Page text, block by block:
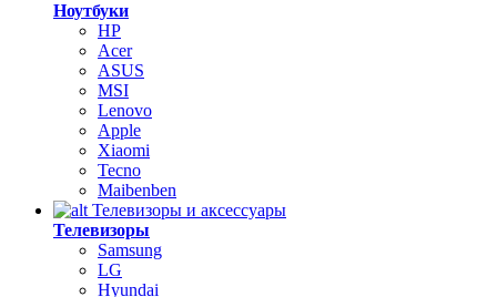
Ноутбуки
HP
Acer
ASUS
MSI
Lenovo
Apple
Xiaomi
Tecno
Maibenben
Телевизоры и аксессуары
Телевизоры
Samsung
LG
Hyundai